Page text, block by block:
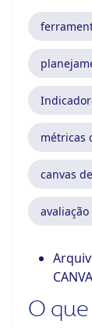
métricas
canvas
O que